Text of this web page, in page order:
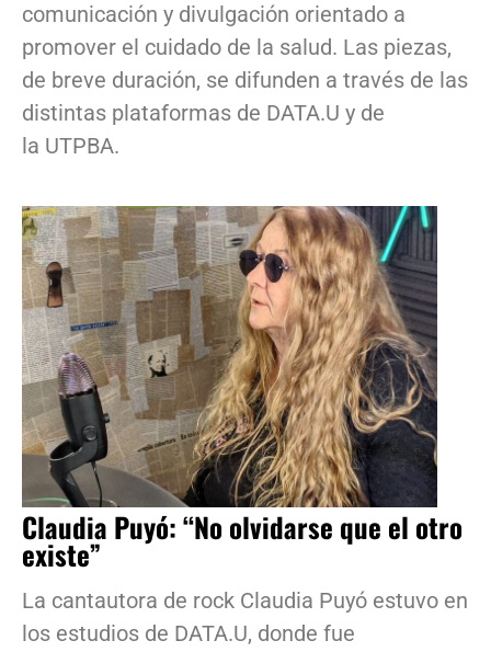
comunicación y divulgación orientado a
promover el cuidado de la salud. Las piezas,
de breve duración, se difunden a través de las
distintas plataformas de DATA.U y de
la UTPBA.
Claudia Puyó: “No olvidarse que el otro
existe”
La cantautora de rock Claudia Puyó estuvo en
los estudios de DATA.U, donde fue